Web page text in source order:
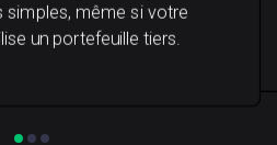
simples, même si votre
un portefeuille tiers.